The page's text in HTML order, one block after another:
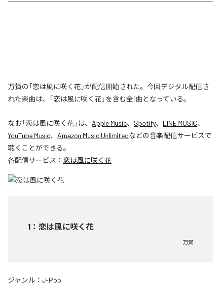
万賀の「恋は風に咲く花」が配信開始された。今回デジタル配信さ
れた楽曲は、「恋は風に咲く花」を含む全1曲となっている。
なお「恋は風に咲く花」は、 Apple Music、 Spotify、 LINE MUSIC、
YouTube Music、 Amazon Music Unlimitedなどの音楽配信サービスで
聴くことができる。
各配信サービス： 恋は風に咲く花
1 ： 恋は風に咲く花
万賀
ジャンル： J-Pop